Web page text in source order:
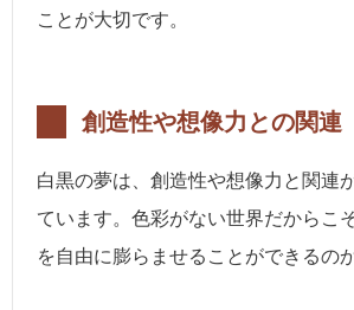
ことが大切です。
創造性や想像力との関連
白黒の夢は、創造性や想像力と関連
ています。色彩がない世界だからこ
を自由に膨らませることができるの